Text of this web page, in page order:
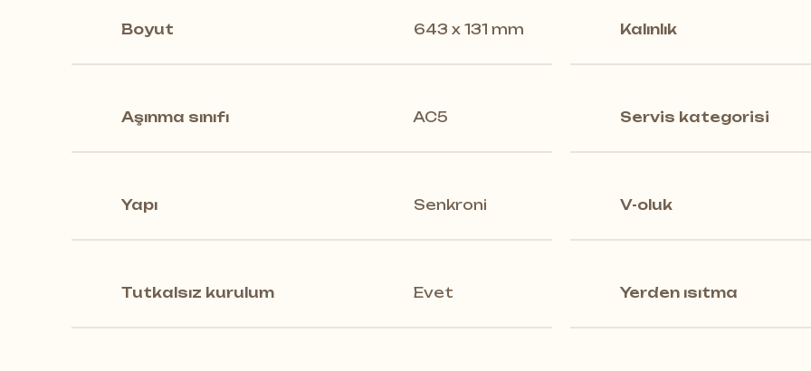
Boyut 643 x 131 mm Kalınlık
Aşınma sınıfı AC5 Servis kategorisi
Yapı Senkroni V-oluk
Tutkalsız kurulum Evet Yerden ısıtma
Modern ama zamansız ahşap tasarımlar, kanıtlanmış megaloc kurulum
CLASSEN, geleneksel balıksırtı zeminlerin aksine, sol ve sağ tahta
oluşur.